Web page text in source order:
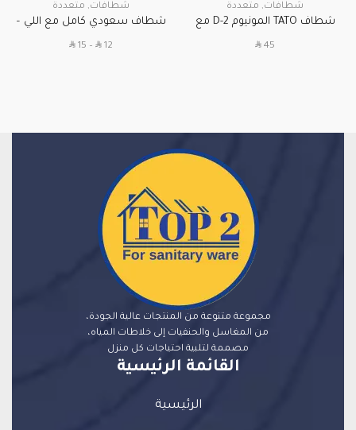
شطافات, متعددة
شطاف TATO المونيوم D-2 مع
SAR 45
شطافات, متعددة
شطاف سعودي كامل مع اللي –
SAR 12
–
SAR 15
مجموعة متنوعة من المنتجات عالية الجودة،
من المغاسل والحنفيات إلى خلاطات المياه،
مصممة لتلبية احتياجات كل منزل
القائمة الرئيسية
الرئيسية